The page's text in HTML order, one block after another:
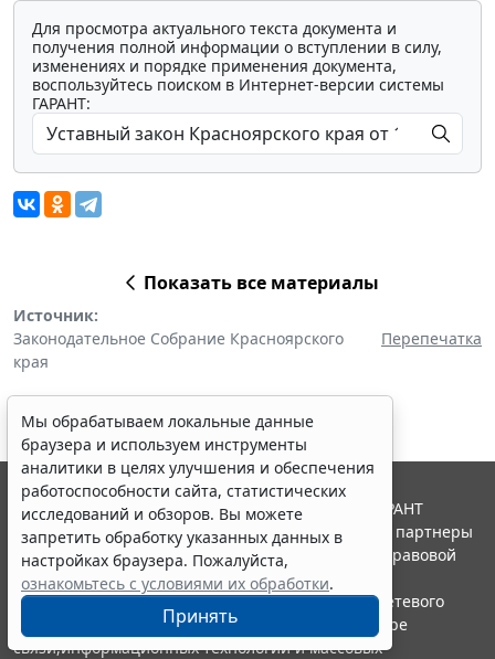
Для просмотра актуального текста документа и
получения полной информации о вступлении в силу,
изменениях и порядке применения документа,
воспользуйтесь поиском в Интернет-версии системы
ГАРАНТ:
Показать все материалы
Источник:
Законодательное Собрание Красноярского
края
Перепечатка
Мы обрабатываем локальные данные
браузера и используем инструменты
аналитики в целях улучшения и обеспечения
работоспособности сайта, статистических
исследований и обзоров. Вы можете
запретить обработку указанных данных в
настройках браузера. Пожалуйста,
ознакомьтесь с условиями их обработки.
Принять
© ООО "НПП "ГАРАНТ-СЕРВИС", 2026. Система ГАРАНТ
выпускается с 1990 года. Компания "Гарант" и ее партнеры
являются участниками Российской ассоциации правовой
информации ГАРАНТ.
Портал ГАРАНТ.РУ зарегистрирован в качестве сетевого
издания Федеральной службой по надзору в сфере
связи,информационных технологий и массовых